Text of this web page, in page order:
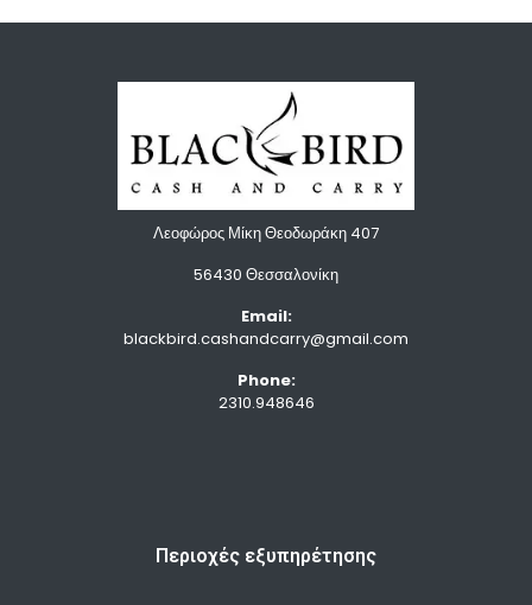
Λεοφώρος Μίκη Θεοδωράκη 407
56430 Θεσσαλονίκη
Email:
blackbird.cashandcarry@gmail.com
Phone:
2310.948646
Περιοχές εξυπηρέτησης